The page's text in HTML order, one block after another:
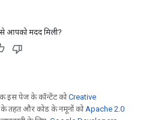
आपको मदद मिली?
इस पेज के कॉन्टेंट कोCreative
के तहत और कोड के नमूनों कोApache 2.0